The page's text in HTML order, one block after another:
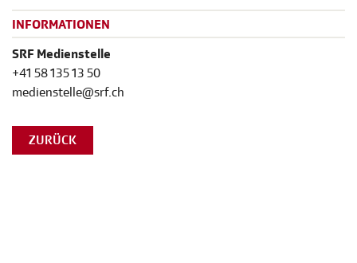
INFORMATIONEN
SRF Medienstelle
+41 58 135 13 50
medienstelle@srf.ch
ZURÜCK